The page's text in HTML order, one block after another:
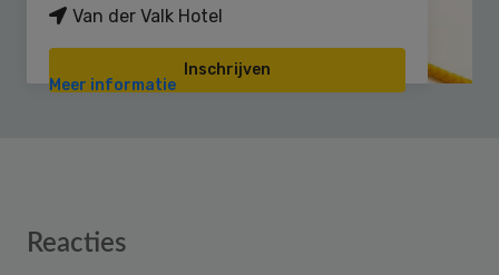
Van der Valk Hotel
Inschrijven
Meer informatie
Reader
Reacties